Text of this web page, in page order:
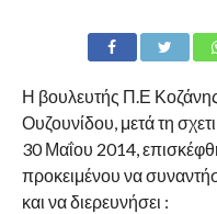
Η βουλευτής Π.Ε
Ουζουνίδου, μετά τη
30 Μαΐου 2014,
προκειμένου να
και να διερευνήσει :